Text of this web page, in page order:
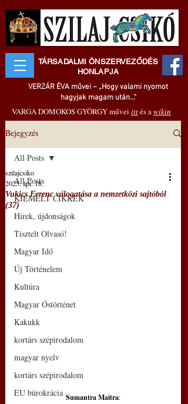
TÁRSADALMI ÖNSZERVEZŐDÉS
HONLAPJA
VERZÁR ÉVA művei – „Hogy valami nyomot
hagyjak magam után..."
VARGA DOMOKOS GYÖRGY művei ittés awikin
Bejegyzés
All Posts
KIEMELT CIKKEK
Hírek, újdonságok
Tisztelt Olvasó!
Magyar Idő
Új Történelem
Kultúra
Magyar Őstörténet
Kakukk
kortárs szépirodalom
magyar nyelv
kortárs szépirodalom
EU bürokrácia
All Posts
Vukics Ferenc válogatása a nemzetközi sajtóból
(37)
szilajcsiko
2025. ápr. 18.
Sumantra Maitra: